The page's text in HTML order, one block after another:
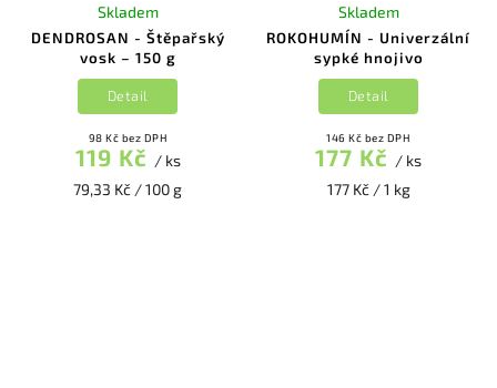
DENDROSAN - Štěpařský
vosk – 150 g
Skladem
98 Kč bez DPH
119 Kč / ks
79,33 Kč / 100 g
Detail
ROKOHUMÍN - Univerzální
sypké hnojivo
Skladem
146 Kč bez DPH
177 Kč / ks
177 Kč / 1 kg
Detail